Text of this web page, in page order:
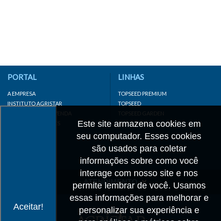
Aceitar!
Este site armazena cookies em
seu computador. Esses cookies
são usados para coletar
informações sobre como você
interage com nosso site e nos
permite lembrar de você. Usamos
essas informações para melhorar e
personalizar sua experiência e
PORTAL
A EMPRESA
INSTITUTO AGRISTAR
DISTRIBUIDOR/REVENDA
LINKS IMPORTANTES
LINHAS
TOPSEED PREMIUM
TOPSEED
TOPSEED GARDEN
SUPERSEED
ATENDIMENTO